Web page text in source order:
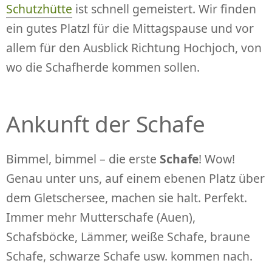
Schutzhütte ist schnell gemeistert. Wir finden
ein gutes Platzl für die Mittagspause und vor
allem für den Ausblick Richtung Hochjoch, von
wo die Schafherde kommen sollen.
Ankunft der Schafe
Bimmel, bimmel – die erste Schafe! Wow!
Genau unter uns, auf einem ebenen Platz über
dem Gletschersee, machen sie halt. Perfekt.
Immer mehr Mutterschafe (Auen),
Schafsböcke, Lämmer, weiße Schafe, braune
Schafe, schwarze Schafe usw. kommen nach.